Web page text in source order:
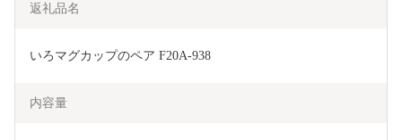
返礼品名
いろマグカップのペア F20A-938
内容量